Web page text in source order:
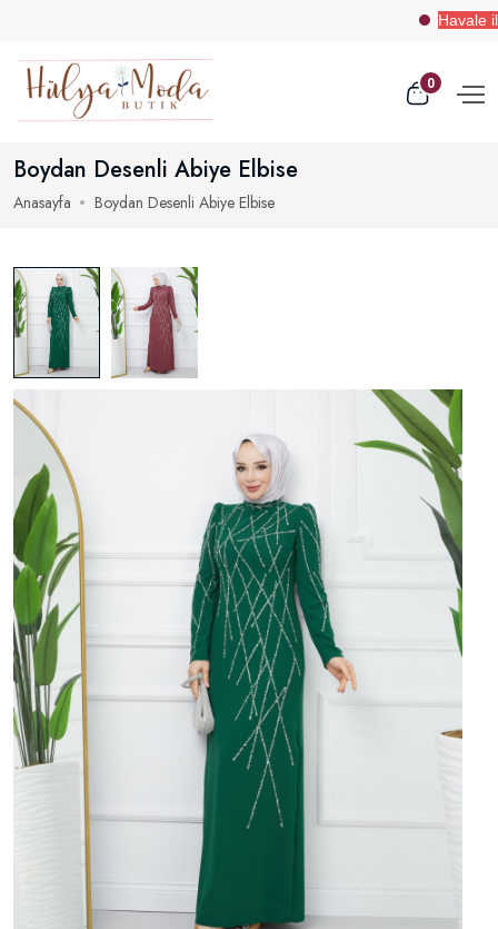
Havale ile
0
Boydan Desenli Abiye Elbise
Anasayfa Boydan Desenli Abiye Elbise